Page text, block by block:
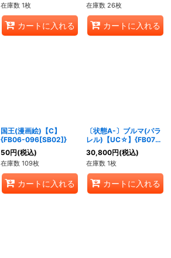
在庫数 1枚
カートに入れる
在庫数 26枚
カートに入れる
国王(漫画絵)【C】
{FB06-096[SB02]}
50円(税込)
在庫数 109枚
カートに入れる
〔状態A-〕ブルマ(パラ
レル)【UC☆】{FB07-
113}
30,800円(税込)
在庫数 1枚
カートに入れる